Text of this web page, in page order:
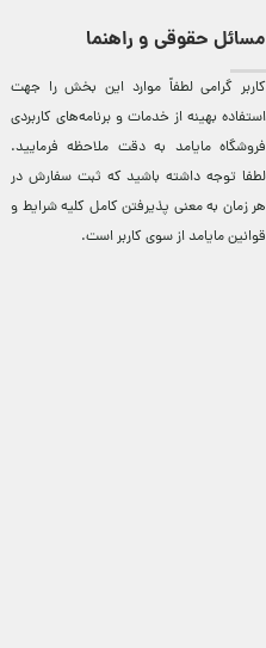
مسائل حقوقی و راهنما
کاربر گرامی لطفاً موارد این بخش را جهت
استفاده بهینه از خدمات و برنامه‌‏های کاربردی
فروشگاه مایامد به دقت ملاحظه فرمایید.
لطفا توجه داشته باشید که ثبت سفارش در
هر زمان به معنی پذیرفتن کامل کلیهشرایط و
قوانین مایامداز سوی کاربر است.